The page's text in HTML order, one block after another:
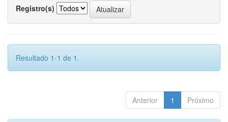
Registro(s)
Resultado 1-1 de 1.
Anterior 1 Próximo